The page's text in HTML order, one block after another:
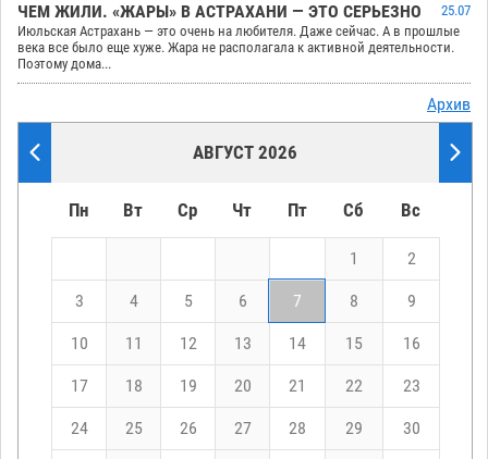
ЧЕМ ЖИЛИ. «ЖАРЫ» В АСТРАХАНИ — ЭТО СЕРЬЕЗНО
25.07
Июльская Астрахань — это очень на любителя. Даже сейчас. А в прошлые
века все было еще хуже. Жара не располагала к активной деятельности.
Поэтому дома...
Архив
АВГУСТ 2026
Пн Вт Ср Чт Пт Сб Вс
1 2
3 4 5 6 7 8 9
10 11 12 13 14 15 16
17 18 19 20 21 22 23
24 25 26 27 28 29 30